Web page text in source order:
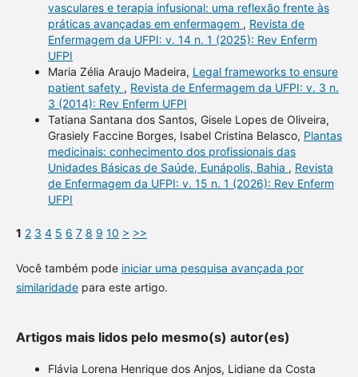
vasculares e terapia infusional: uma reflexão frente às
práticas avançadas em enfermagem , Revista de
Enfermagem da UFPI: v. 14 n. 1 (2025): Rev Enferm
UFPI
Maria Zélia Araujo Madeira, Legal frameworks to ensure
patient safety , Revista de Enfermagem da UFPI: v. 3 n.
3 (2014): Rev Enferm UFPI
Tatiana Santana dos Santos, Gisele Lopes de Oliveira,
Grasiely Faccine Borges, Isabel Cristina Belasco, Plantas
medicinais: conhecimento dos profissionais das
Unidades Básicas de Saúde, Eunápolis, Bahia , Revista
de Enfermagem da UFPI: v. 15 n. 1 (2026): Rev Enferm
UFPI
1 2 3 4 5 6 7 8 9 10 > >>
Você também pode iniciar uma pesquisa avançada por
similaridadepara este artigo.
Artigos mais lidos pelo mesmo(s) autor(es)
Flávia Lorena Henrique dos Anjos, Lidiane da Costa